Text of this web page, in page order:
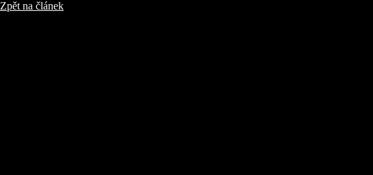
Zpět na článek